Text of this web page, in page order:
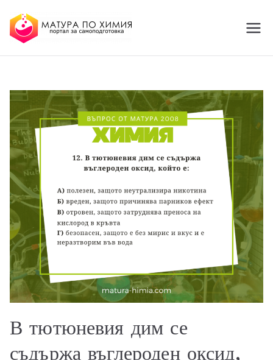
МАТУРА ПО ХИМИЯ
Online
В тютюневия дим се
съдържа въглероден оксид,